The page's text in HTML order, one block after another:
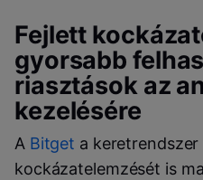
Fejlett
gyorsabb
riasztások az
kezelésére
A Bitget a
kockázatelemzését is